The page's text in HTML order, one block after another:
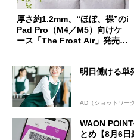
厚さ約1.2mm、“ほぼ、裸”のi
Pad Pro（M4／M5）向けケ
ース「The Frost Air」発売
明日働ける単
AD（ショットワー
WAON
とめ【8月6